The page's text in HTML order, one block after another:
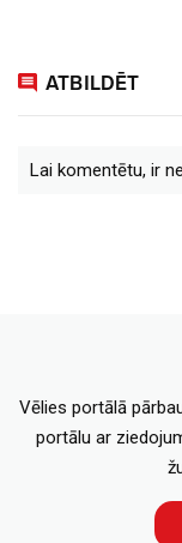
ATBILDĒT
Lai komentētu, ir
Vēlies portālā
portālu ar